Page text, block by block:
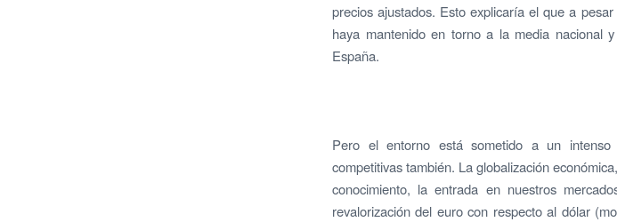
precios ajustados. Esto explicaría el que a
haya mantenido en torno a la media nacional
España.
Pero el entorno está sometido a un
competitivas también. La globalización
conocimiento, la entrada en nuestros
revalorización del euro con respecto al dólar